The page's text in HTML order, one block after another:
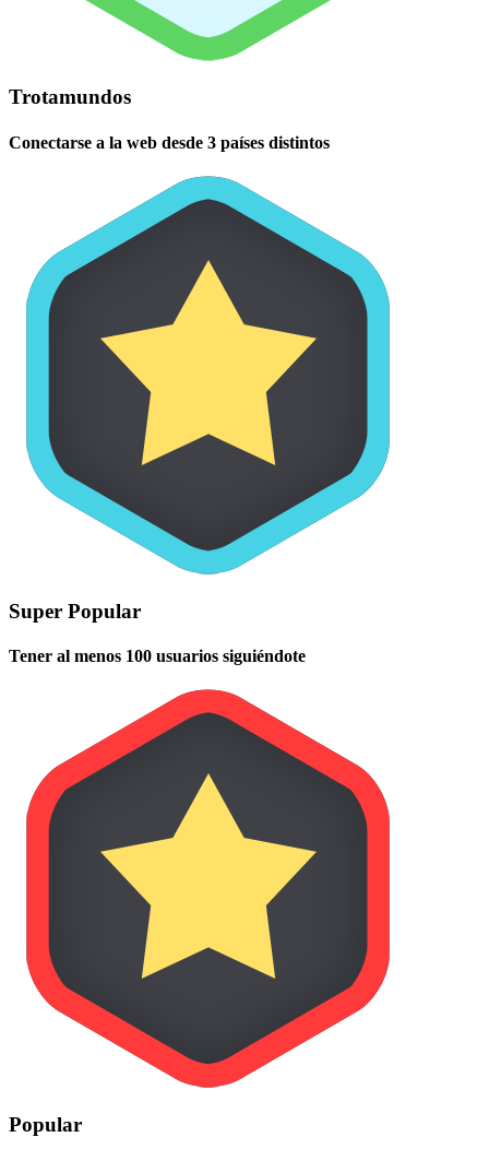
Trotamundos
Conectarse a la web desde 3 países distintos
Super Popular
Tener al menos 100 usuarios siguiéndote
Popular